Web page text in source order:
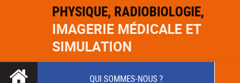
PHYSIQUE, RADIOBIOLOGIE,
IMAGERIE MÉDICALE ET
SIMULATION
QUI SOMMES-NOUS ?